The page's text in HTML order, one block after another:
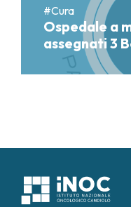
#Cura
Ospedale a
assegnati 3